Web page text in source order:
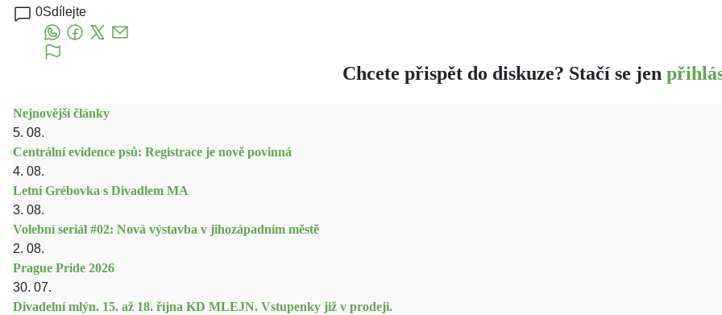
0Sdílejte
Chcete přispět do diskuze? Stačí se jen
Nejnovější články
5. 08.
Centrální evidence psů: Registrace je nově povinná
4. 08.
Letní Grébovka s Divadlem MA
3. 08.
Volební seriál #02: Nová výstavba v jihozápadním městě
2. 08.
Prague Pride 2026
30. 07.
Divadelní mlýn. 15. až 18. října KD MLEJN. Vstupenky již v prodeji.